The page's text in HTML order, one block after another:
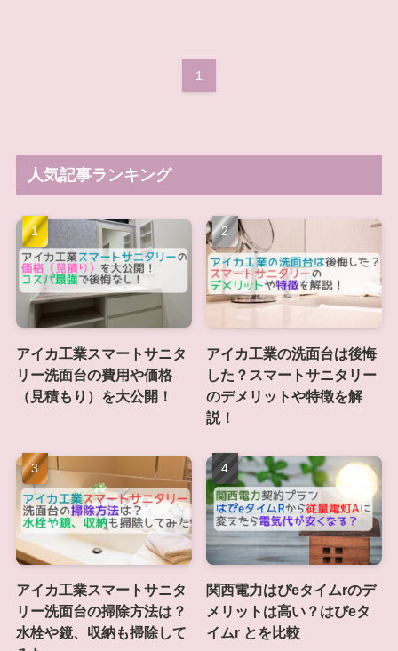
1
人気記事ランキング
アイカ工業スマートサニタ
リー洗面台の費用や価格
（見積もり）を大公開！
アイカ工業の洗面台は後悔
した？スマートサニタリー
のデメリットや特徴を解
説！
アイカ工業スマートサニタ
リー洗面台の掃除方法は？
水栓や鏡、収納も掃除して
関西電力はぴeタイムrのデ
メリットは高い？はぴeタ
イムr とを比較